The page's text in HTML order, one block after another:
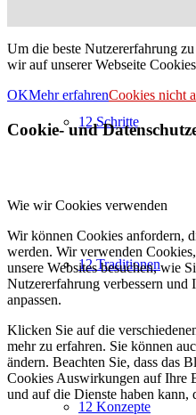
12 Schritte
12 Traditionen
12 Konzepte
Um die beste Nutzererfahrung
wir auf unserer Webseite
OKMehr erfahrenCookies nicht
Cookie- und
Wie wir Cookies verwenden
Wir können Cookies anfordern,
werden. Wir verwenden
unsere Websites besuchen, wie
Nutzererfahrung verbessern und
anpassen.
Klicken Sie auf die
mehr zu erfahren. Sie können
ändern. Beachten Sie, dass das
Cookies Auswirkungen auf Ihre
und auf die Dienste haben kann,